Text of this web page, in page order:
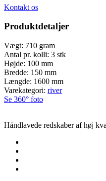
Kontakt os
Produktdetaljer
Vægt: 710 gram
Antal pr. kolli: 3 stk
Højde: 100 mm
Bredde: 150 mm
Længde: 1600 mm
Varekategori: river
Se 360° foto
Håndlavede redskaber af høj